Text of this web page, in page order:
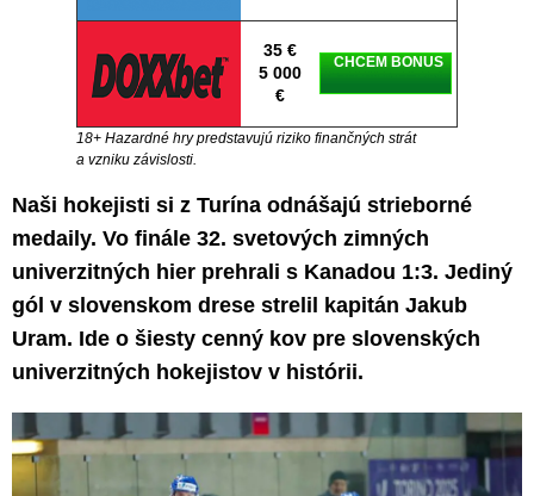
35 €
5 000
€
CHCEM BONUS
18+ Hazardné hry predstavujú riziko finančných strát
a vzniku závislosti.
Naši hokejisti si z Turína odnášajú strieborné
medaily. Vo finále 32. svetových zimných
univerzitných hier prehrali s Kanadou 1:3. Jediný
gól v slovenskom drese strelil kapitán Jakub
Uram. Ide o šiesty cenný kov pre slovenských
univerzitných hokejistov v histórii.